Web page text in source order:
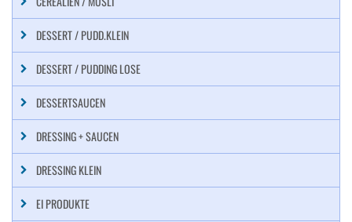
DESSERT / PUDD.KLEIN
DESSERT / PUDDING LOSE
DESSERTSAUCEN
DRESSING + SAUCEN
DRESSING KLEIN
EI PRODUKTE